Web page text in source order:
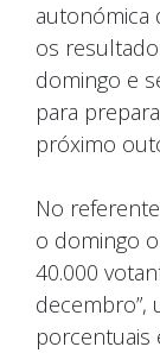
autonómica
os
domingo e
para
próximo
No
o domingo
40.000
decembro”,
porcentuais